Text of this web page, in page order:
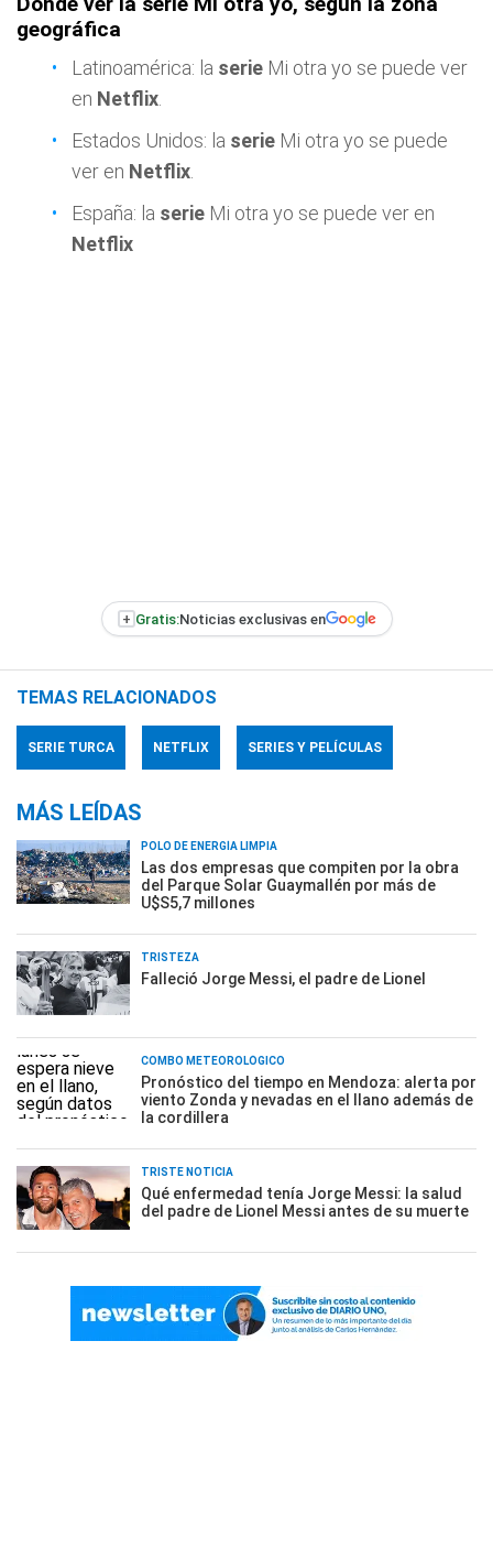
geográfica
Latinoamérica: la serie Mi otra yo se puede ver
en Netflix
Estados Unidos: la serie Mi otra yo se puede
ver en Netflix
España: la serie Mi otra yo se puede ver en
Netflix
+ Gratis:Noticias exclusivas en
TEMAS RELACIONADOS
SERIE TURCA NETFLIX SERIES Y PELÍCULAS
MÁS LEÍDAS
POLO DE ENERGÍA LIMPIA
Las dos empresas que compiten por la obra
del Parque Solar Guaymallén por más de
U$S5,7 millones
TRISTEZA
Falleció Jorge Messi, el padre de Lionel
COMBO METEOROLÓGICO
Pronóstico del tiempo en Mendoza: alerta por
viento Zonda y nevadas en el llano además de
la cordillera
TRISTE NOTICIA
Qué enfermedad tenía Jorge Messi: la salud
del padre de Lionel Messi antes de su muerte